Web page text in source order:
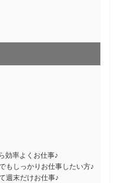
効率よくお仕事♪
しっかりお仕事したい方♪
週末だけお仕事♪